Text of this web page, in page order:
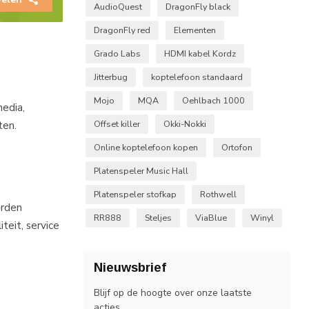
service
AudioQuest
DragonFly black
DragonFly red
Elementen
Grado Labs
HDMI kabel Kordz
Jitterbug
koptelefoon standaard
Mojo
MQA
Oehlbach 1000
Offset killer
Okki-Nokki
Online koptelefoon kopen
Ortofon
Platenspeler Music Hall
Platenspeler stofkap
Rothwell
RR888
Steljes ViaBlue Winyl
Nieuwsbrief
Blijf op de hoogte over onze laatste